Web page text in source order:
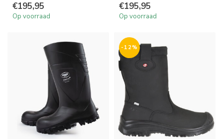
€195,95
Op voorraad
€195,95
Op voorraad
-12%